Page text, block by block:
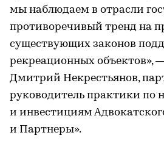
мы наблюдаем в отрасли
противоречивый тренд на
существующих законов
рекреационных объектов»,
Дмитрий Некрестьянов,
руководитель практики по
и инвестициям
и Партнеры».